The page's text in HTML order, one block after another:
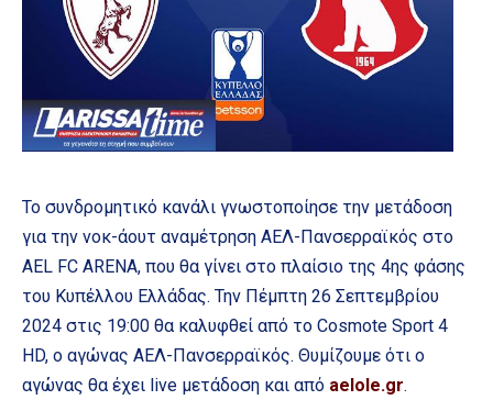
Το συνδρομητικό κανάλι γνωστοποίησε την μετάδοση
για την νοκ-άουτ αναμέτρηση ΑΕΛ-Πανσερραϊκός στο
AEL FC ARENA, που θα γίνει στο πλαίσιο της 4ης φάσης
του Κυπέλλου Ελλάδας. Την Πέμπτη 26 Σεπτεμβρίου
2024 στις 19:00 θα καλυφθεί από το Cosmote Sport 4
HD, ο αγώνας ΑΕΛ-Πανσερραϊκός. Θυμίζουμε ότι ο
αγώνας θα έχει live μετάδοση και από aelole.gr.